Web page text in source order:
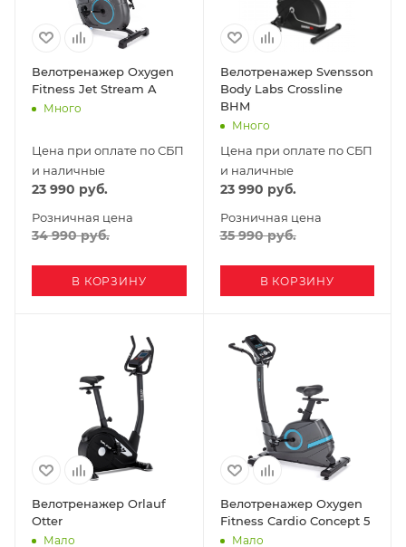
Велотренажер Oxygen
Fitness Jet Stream A
Много
Цена при оплате по СБП
и наличные
23 990 руб.
Розничная цена
34 990руб.
В КОРЗИНУ
Велотренажер Svensson
Body Labs Crossline
BHM
Много
Цена при оплате по СБП
и наличные
23 990 руб.
Розничная цена
35 990руб.
В КОРЗИНУ
Велотренажер Orlauf
Otter
Мало
Велотренажер Oxygen
Fitness Cardio Concept 5
Мало